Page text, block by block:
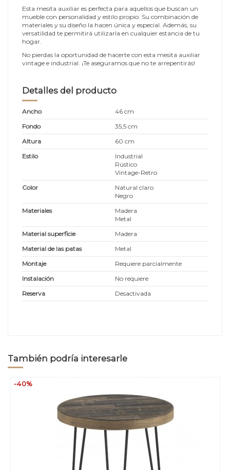
Esta mesita auxiliar es perfecta para aquellos que buscan un
mueble con personalidad y estilo propio. Su combinación de
materiales y su diseño la hacen única y especial. Además, su
versatilidad te permitirá utilizarla en cualquier estancia de tu
hogar.
No pierdas la oportunidad de hacerte con esta mesita auxiliar
vintage e industrial. ¡Te aseguramos que no te arrepentirás!
Detalles del producto
Ancho
46 cm
Fondo
35,5 cm
Altura
60 cm
Estilo
Industrial
Rústico
Vintage-Retro
Color
Natural claro
Negro
Materiales
Madera
Metal
Material superficie
Madera
Material de las patas
Metal
Montaje
Requiere parcialmente
Instalación
No requiere
Reserva
Desactivada
También podría interesarle
-40%